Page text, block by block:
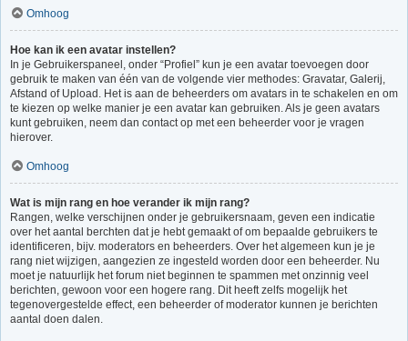
Omhoog
Hoe kan ik een avatar instellen?
In je Gebruikerspaneel, onder “Profiel” kun je een avatar toevoegen door
gebruik te maken van één van de volgende vier methodes: Gravatar, Galerij,
Afstand of Upload. Het is aan de beheerders om avatars in te schakelen en om
te kiezen op welke manier je een avatar kan gebruiken. Als je geen avatars
kunt gebruiken, neem dan contact op met een beheerder voor je vragen
hierover.
Omhoog
Wat is mijn rang en hoe verander ik mijn rang?
Rangen, welke verschijnen onder je gebruikersnaam, geven een indicatie
over het aantal berchten dat je hebt gemaakt of om bepaalde gebruikers te
identificeren, bijv. moderators en beheerders. Over het algemeen kun je je
rang niet wijzigen, aangezien ze ingesteld worden door een beheerder. Nu
moet je natuurlijk het forum niet beginnen te spammen met onzinnig veel
berichten, gewoon voor een hogere rang. Dit heeft zelfs mogelijk het
tegenovergestelde effect, een beheerder of moderator kunnen je berichten
aantal doen dalen.